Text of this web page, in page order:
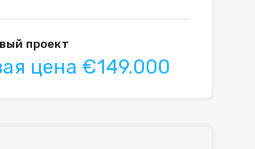
проект
цена €149.000